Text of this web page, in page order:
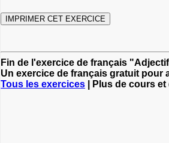
Fin de l'exercice de français
Un exercice de français gratuit pour
Tous les exercices | Plus de cours